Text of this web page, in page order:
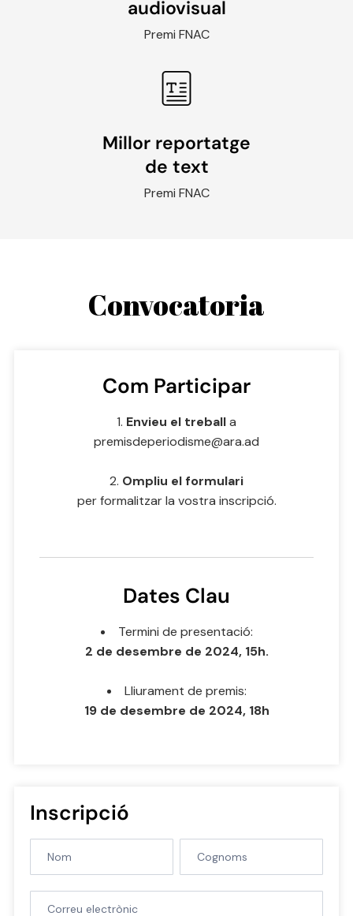
audiovisual
Premi FNAC
Millor reportatge
de text
Premi FNAC
Convocatoria
Com Participar​
Envieu el treballa
premisdeperiodisme@ara.ad
Ompliu el formulari
per formalitzar la vostra inscripció.
Dates Clau
Termini de presentació:
2 de desembre de 2024, 15h.
Lliurament de premis:
19 de desembre de 2024, 18h
Inscripció
jove
periodista